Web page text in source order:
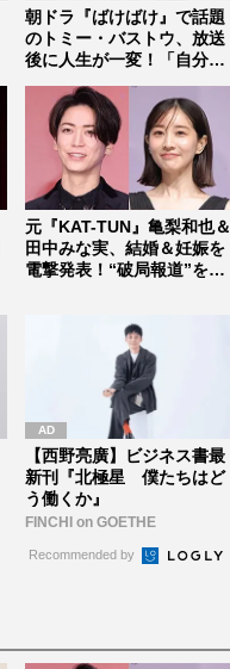
朝ドラ『ばけばけ』で話題
のトミー・バストウ、放送
後に人生が一変！「自分に
元『KAT-TUN』亀梨和也＆
田中みな実、結婚＆妊娠を
電撃発表！“破局報道”を
【西野亮廣】ビジネス書最
新刊『北極星 僕たちはど
う働くか』
FINCHI on GOETHE
Recommended by